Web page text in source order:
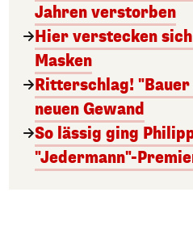
Jahren verstorben
Hier verstecken
Masken
Ritterschlag!
neuen Gewand
So lässig ging
"Jedermann"-